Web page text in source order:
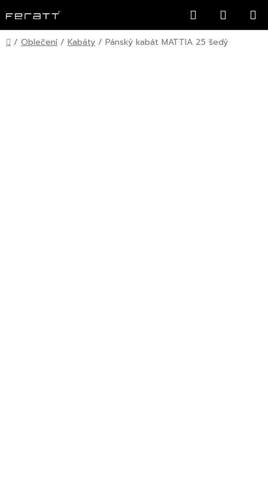
na
obsah
Hledat
KOŠÍK
Domů
/ Oblečení / Kabáty / Pánský kabát MATTIA 25 šedý